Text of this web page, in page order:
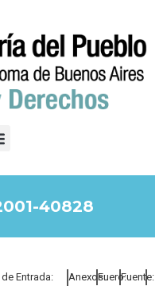
40828
Entrada:
Anexos:Fuero:Fuente: